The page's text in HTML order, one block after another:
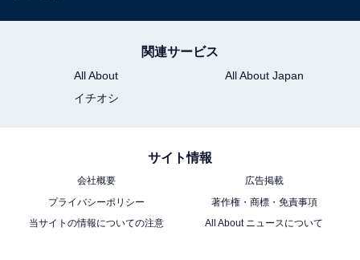
関連サービス
All About
All About Japan
イチオシ
サイト情報
会社概要
広告掲載
プライバシーポリシー
著作権・商標・免責事項
当サイトの情報についての注意
All About ニュースについて